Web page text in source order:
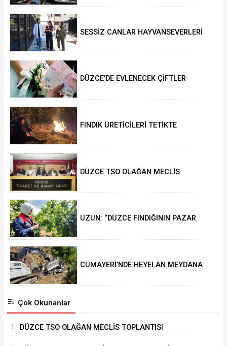
SESSİZ CANLAR HAYVANSEVERLERİ
DÜZCE’DE EVLENECEK ÇİFTLER
FINDIK ÜRETİCİLERİ TETİKTE
DÜZCE TSO OLAĞAN MECLİS
UZUN: “DÜZCE FINDIĞININ PAZAR
CUMAYERİ’NDE HEYELAN MEYDANA
Çok Okunanlar
1. DÜZCE TSO OLAĞAN MECLİS TOPLANTISI